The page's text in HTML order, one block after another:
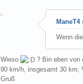
ManeT4
Wenn
Wieso
? Bin eben von
90 km/h, insgesamt 30 km,
Gruß